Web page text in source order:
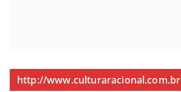
http://www.culturaracional.com.br